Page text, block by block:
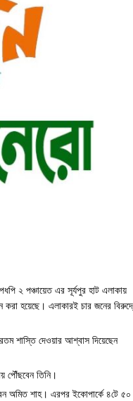
২ পঞ্চায়েত এর সূর্যপুর হাট এলাকায়
করা হয়েছে। এলাকারই চার জনের
শাস্তি দেওয়ার আশ্বাস দিয়েছেন
পৌঁছবেন তিনি।
অমিত শাহ। এরপর ইকোপার্কে ৪টে ৫০